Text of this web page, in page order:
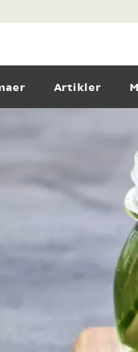
Artikler